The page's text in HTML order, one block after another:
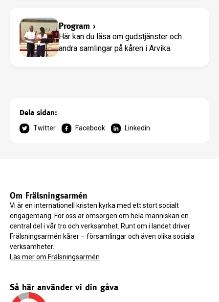
Program ›
Här kan du läsa om gudstjänster och
andra samlingar på kåren i Arvika.
Dela sidan:
Twitter Facebook Linkedin
Om Frälsningsarmén
Vi är en internationell kristen kyrka med ett stort socialt
engagemang. För oss är omsorgen om hela människan en
central del i vår tro och verksamhet. Runt om i landet driver
Frälsningsarmén kårer – församlingar och även olika sociala
verksamheter.
Läs mer om Frälsningsarmén
Så här använder vi din gåva